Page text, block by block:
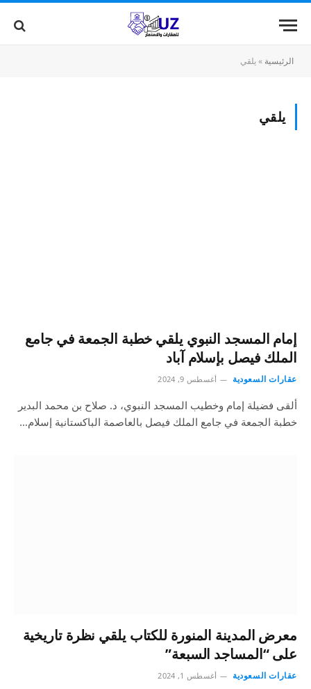
الرئيسية »يلقي
يلقي
إمام المسجد النبوي يلقي خطبة الجمعة في جامع
الملك فيصل بإسلام آباد
عقارات السعودية أغسطس 9, 2024
ألقى فضيلة إمام وخطيب المسجد النبوي، د. صلاح بن محمد البدير
خطبة الجمعة في جامع الملك فيصل بالعاصمة الباكستانية إسلام…
معرض المدينة المنورة للكتاب يلقي نظرة تاريخية
على “المساجد السبعة”
عقارات السعودية أغسطس 1, 2024